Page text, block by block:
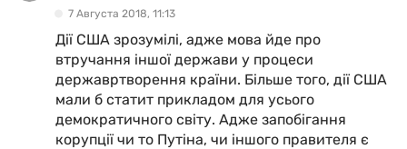
7 Августа 2018, 11:13
Дії США зрозумілі, адже мова йде про
втручання іншої держави у процеси
державртворення країни. Більше того, дії США
мали б статит прикладом для усього
демократичного світу. Адже запобігання
корупції чи то Путіна, чи іншого правителя є